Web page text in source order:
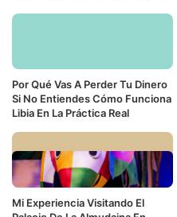
Por Qué Vas A Perder Tu Dinero
Si No Entiendes Cómo Funciona
Libia En La Práctica Real
Mi Experiencia Visitando El